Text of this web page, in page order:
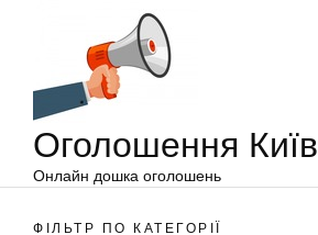
Оголошення Київ
Онлайн дошка оголошень
ФІЛЬТР ПО КАТЕГОРІЇ